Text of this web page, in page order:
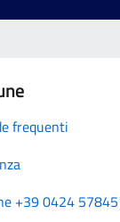
frequenti
+39 0424